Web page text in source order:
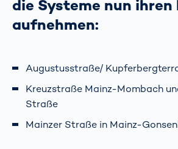
die Systeme nun ihren
aufnehmen:
Augustusstraße/
Kreuzstraße Mainz-Mombach
Straße
Mainzer Straße in Mainz-